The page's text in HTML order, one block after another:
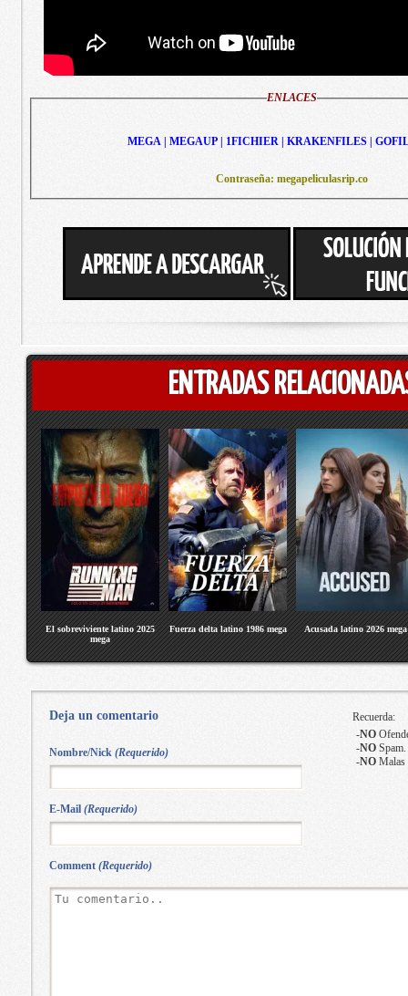
ENLACES
MEGA | MEGAUP | 1FICHIER | KRAKENFILES |
Contraseña: megapeliculasrip.co
ENTRADAS
El sobreviviente latino 2025
mega
Fuerza delta latino 1986 mega Acusada latino 2026 mega
Deja un comentario
Comment (Requerido)
Recuerda:
-NO
-NOSpam.
-NOMalas
Nombre/Nick (Requerido)
E-Mail (Requerido)